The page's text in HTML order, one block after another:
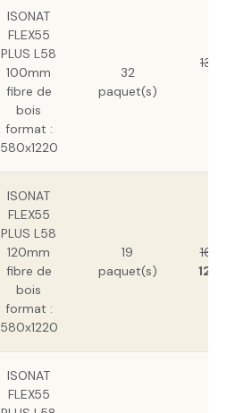
ISONAT
FLEX55
PLUS L58
100mm
fibre de
bois
format :
580x1220
32
paquet(s)
13,72
ISONAT
FLEX55
PLUS L58
120mm
fibre de
bois
format :
580x1220
19
paquet(s)
16,37
12,17
ISONAT
FLEX55